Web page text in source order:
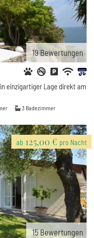
19Bewertungen
einzigartiger Lage direkt am
3 Badezimmer
ab 125,00 € pro Nacht
15Bewertungen